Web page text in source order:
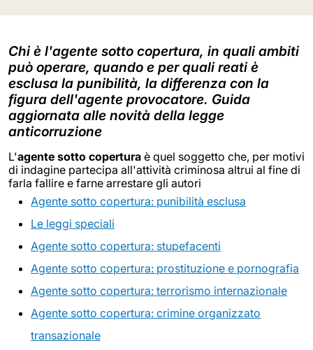
Chi è l'agente sotto copertura, in quali ambiti
può operare, quando e per quali reati è
esclusa la punibilità, la differenza con la
figura dell'agente provocatore. Guida
aggiornata alle novità della legge
anticorruzione
L'agente sotto copertura è quel soggetto che, per motivi
di indagine partecipa all'attività criminosa altrui al fine di
farla fallire e farne arrestare gli autori
Agente sotto copertura: punibilità esclusa
Le leggi speciali
Agente sotto copertura: stupefacenti
Agente sotto copertura: prostituzione e pornografia
Agente sotto copertura: terrorismo internazionale
Agente sotto copertura: crimine organizzato
transazionale